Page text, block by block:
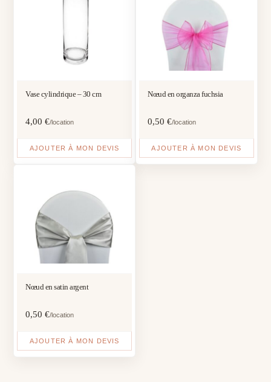
Vase cylindrique – 30 cm
4,00€/location
AJOUTER À MON DEVIS
Nœud en organza fuchsia
0,50 €/location
AJOUTER À MON DEVIS
Nœud en satin argent
0,50€/location
AJOUTER À MON DEVIS